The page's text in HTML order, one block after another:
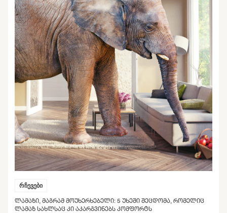
რჩევები
ᲚᲐᲛᲐᲖᲘ, ᲛᲐᲒᲠᲐᲛ ᲛᲝᲣᲮᲔᲠᲮᲔᲑᲔᲚᲘ: 5 ᲣᲮᲔᲨᲘ ᲨᲔᲪᲓᲝᲛᲐ, ᲠᲝᲛᲔᲚᲘᲪ
ᲚᲐᲛᲐᲖ ᲡᲐᲮᲚᲡᲐᲪ ᲙᲘ ᲐᲙᲐᲠᲒᲕᲘᲜᲔᲑᲡ ᲙᲝᲛᲤᲝᲠᲢᲡ